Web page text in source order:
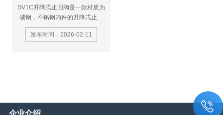
SV1C升降式止回阀是一款材质为
碳钢，不锈钢内件的升降式止回
阀，主要用于安装在水平管道防止
倒流。
发布时间：2026-02-11
企业介绍